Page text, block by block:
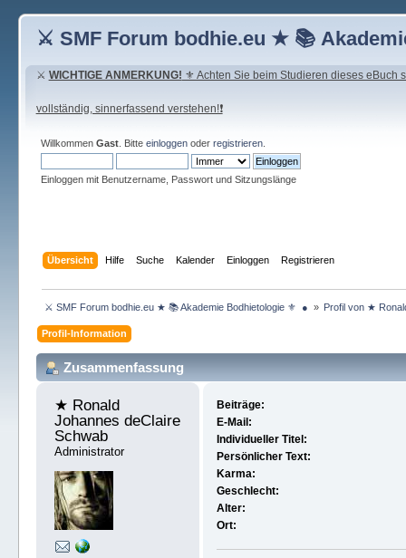
⚔ SMF Forum bodhie.eu ★ 📚
⚔ WICHTIGE ANMERKUNG! ⚜ Achten Sie beim Studieren dieses eBuch
vollständig, sinnerfassend verstehen!❗
Willkommen Gast. Bitte einloggenoder registrieren.
Einloggen mit Benutzername, Passwort und Sitzungslänge
Übersicht Hilfe Suche Kalender Einloggen Registrieren
⚔ SMF Forum bodhie.eu ★ 📚 Akademie Bodhietologie ⚜  ● » Profil von ★
Profil-Information
Zusammenfassung
★ Ronald
Johannes deClaire
Schwab
Administrator
Beiträge:
E-Mail:
Individueller Titel:
Persönlicher Text:
Karma:
Geschlecht:
Alter:
Ort: